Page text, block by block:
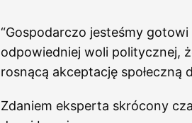
“Gospodarczo jesteśmy
odpowiedniej woli politycznej,
rosnącą akceptację społeczną
Zdaniem eksperta skrócony